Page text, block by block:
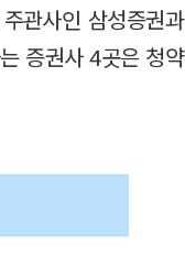
관사인 삼성증권과
증권사 4곳은 청약